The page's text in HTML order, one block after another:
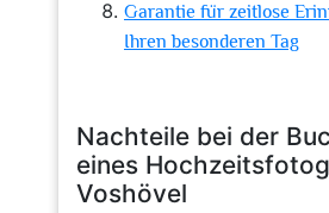
Garantie für zeitlose
Ihren besonderen Tag
Nachteile bei der
eines
Voshövel